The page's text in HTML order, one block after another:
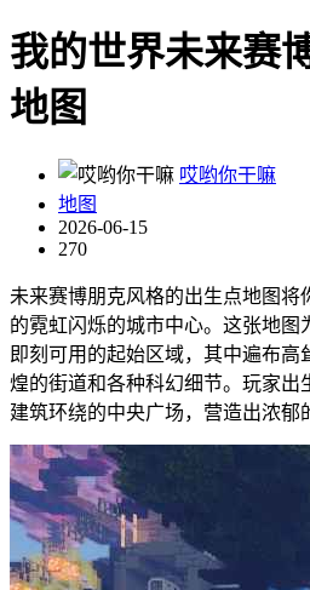
我的世界未来赛
地图
哎哟你干嘛
地图
2026-06-15
270
未来赛博朋克风格的出生点地图将
的霓虹闪烁的城市中心。这张地图
即刻可用的起始区域，其中遍布
煌的街道和各种科幻细节。玩家出
建筑环绕的中央广场，营造出浓郁